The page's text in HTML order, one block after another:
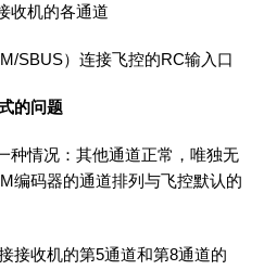
收机的各通道
SBUS）连接飞控的RC输入口
的问题
种情况：其他通道正常，唯独无
编码器的通道排列与飞控默认的
接收机的第5通道和第8通道的